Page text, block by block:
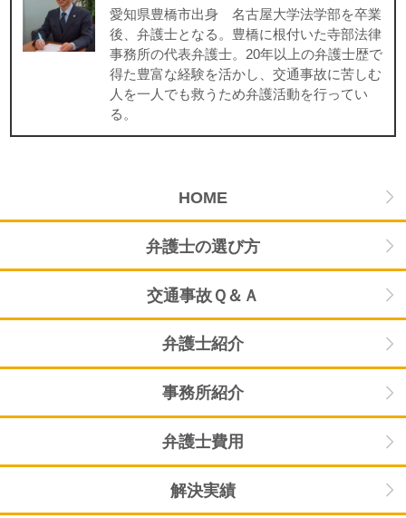
愛知県豊橋市出身 名古屋大学法学部を卒業
後、弁護士となる。豊橋に根付いた寺部法律
事務所の代表弁護士。20年以上の弁護士歴で
得た豊富な経験を活かし、交通事故に苦しむ
人を一人でも救うため弁護活動を行ってい
る。
HOME
弁護士の選び方
交通事故Ｑ＆Ａ
弁護士紹介
事務所紹介
弁護士費用
解決実績